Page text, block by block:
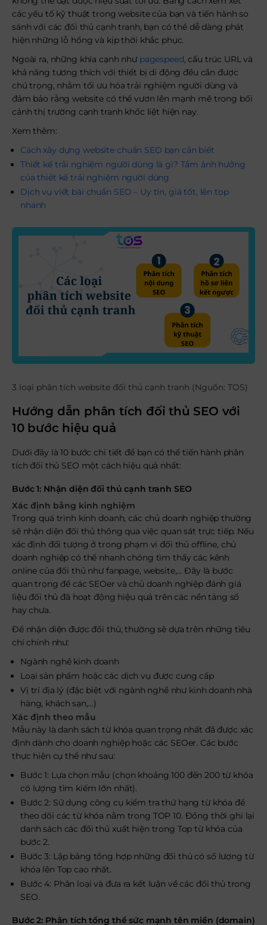
các yếu tố kỹ thuật trong website của bạn và tiến hành so
sánh với các đối thủ cạnh tranh, bạn có thể dễ dàng phát
hiện những lỗ hổng và kịp thời khắc phục.
Ngoài ra, những khía cạnh như pagespeed, cấu trúc URL và
khả năng tương thích với thiết bị di động đều cần được
chú trọng, nhằm tối ưu hóa trải nghiệm người dùng và
đảm bảo rằng website có thể vươn lên mạnh mẽ trong bối
cảnh thị trường cạnh tranh khốc liệt hiện nay.
Xem thêm:
Cách xây dựng website chuẩn SEO bạn cần biết
Thiết kế trải nghiệm người dùng là gì? Tầm ảnh hưởng
của thiết kế trải nghiệm người dùng
Dịch vụ viết bài chuẩn SEO – Uy tín, giá tốt, lên top
nhanh
3 loại phân tích website đối thủ cạnh tranh (Nguồn: TOS)
Hướng dẫn phân tích đối thủ SEO với
10 bước hiệu quả
Dưới đây là 10 bước chi tiết để bạn có thể tiến hành phân
tích đối thủ SEO một cách hiệu quả nhất:
Bước 1: Nhận diện đối thủ cạnh tranh SEO
Xác định bằng kinh nghiệm
Trong quá trình kinh doanh, các chủ doanh nghiệp thường
sẽ nhận diện đối thủ thông qua việc quan sát trực tiếp. Nếu
xác định đối tượng ở trong phạm vi đối thủ offline, chủ
doanh nghiệp có thể nhanh chóng tìm thấy các kênh
online của đối thủ như fanpage, website,… Đây là bước
quan trọng để các SEOer và chủ doanh nghiệp đánh giá
liệu đối thủ đã hoạt động hiệu quả trên các nền tảng số
hay chưa.
Để nhận diện được đối thủ, thường sẽ dựa trên những tiêu
chí chính như:
Ngành nghề kinh doanh
Loại sản phẩm hoặc các dịch vụ được cung cấp
Vị trí địa lý (đặc biệt với ngành nghề như kinh doanh nhà
hàng, khách sạn,…)
Xác định theo mẫu
Mẫu này là danh sách từ khóa quan trọng nhất đã được xác
định dành cho doanh nghiệp hoặc các SEOer. Các bước
thực hiện cụ thể như sau:
Bước 1: Lựa chọn mẫu (chọn khoảng 100 đến 200 từ khóa
có lượng tìm kiếm lớn nhất).
Bước 2: Sử dụng công cụ kiểm tra thứ hạng từ khóa để
theo dõi các từ khóa nằm trong TOP 10. Đồng thời ghi lại
danh sách các đối thủ xuất hiện trong Top từ khóa của
bước 2.
Bước 3: Lập bảng tổng hợp những đối thủ có số lượng từ
khóa lên Top cao nhất.
Bước 4: Phân loại và đưa ra kết luận về các đối thủ trong
SEO.
Bước 2: Phân tích tổng thể sức mạnh tên miền (domain)